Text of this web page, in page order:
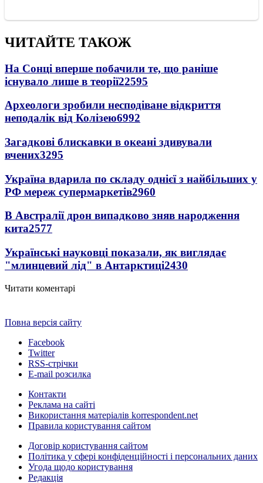
ЧИТАЙТЕ ТАКОЖ
На Сонці вперше побачили те, що раніше
існувало лише в теорії22595
Археологи зробили несподіване відкриття
неподалік від Колізею6992
Загадкові блискавки в океані здивували
вчених3295
Україна вдарила по складу однієї з найбільших у
РФ мереж супермаркетів2960
В Австралії дрон випадково зняв народження
кита2577
Українські науковці показали, як виглядає
"млинцевий лід" в Антарктиці2430
Читати коментарі
Повна версія сайту
Facebook
Twitter
RSS-стрічки
E-mail розсилка
Контакти
Реклама на сайті
Використання матеріалів korrespondent.net
Правила користування сайтом
Договір користування сайтом
Політика у сфері конфіденційності і персональних даних
Угода щодо користування
Редакція